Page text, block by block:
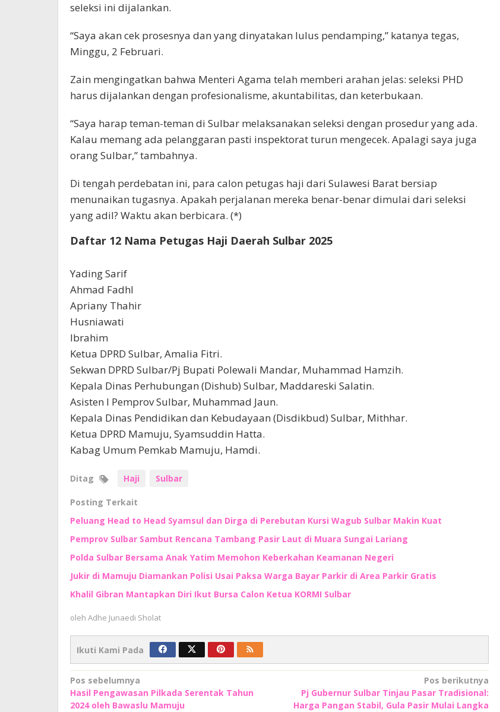
seleksi ini dijalankan.
“Saya akan cek prosesnya dan yang dinyatakan lulus pendamping,” katanya tegas,
Minggu, 2 Februari.
Zain mengingatkan bahwa Menteri Agama telah memberi arahan jelas: seleksi PHD
harus dijalankan dengan profesionalisme, akuntabilitas, dan keterbukaan.
“Saya harap teman-teman di Sulbar melaksanakan seleksi dengan prosedur yang ada.
Kalau memang ada pelanggaran pasti inspektorat turun mengecek. Apalagi saya juga
orang Sulbar,” tambahnya.
Di tengah perdebatan ini, para calon petugas haji dari Sulawesi Barat bersiap
menunaikan tugasnya. Apakah perjalanan mereka benar-benar dimulai dari seleksi
yang adil? Waktu akan berbicara. (*)
Daftar 12 Nama Petugas Haji Daerah Sulbar 2025
Yading Sarif
Ahmad Fadhl
Apriany Thahir
Husniawati
Ibrahim
Ketua DPRD Sulbar, Amalia Fitri.
Sekwan DPRD Sulbar/Pj Bupati Polewali Mandar, Muhammad Hamzih.
Kepala Dinas Perhubungan (Dishub) Sulbar, Maddareski Salatin.
Asisten I Pemprov Sulbar, Muhammad Jaun.
Kepala Dinas Pendidikan dan Kebudayaan (Disdikbud) Sulbar, Mithhar.
Ketua DPRD Mamuju, Syamsuddin Hatta.
Kabag Umum Pemkab Mamuju, Hamdi.
Ditag Haji Sulbar
Posting Terkait
Peluang Head to Head Syamsul dan Dirga di Perebutan Kursi Wagub Sulbar Makin Kuat
Pemprov Sulbar Sambut Rencana Tambang Pasir Laut di Muara Sungai Lariang
Polda Sulbar Bersama Anak Yatim Memohon Keberkahan Keamanan Negeri
Jukir di Mamuju Diamankan Polisi Usai Paksa Warga Bayar Parkir di Area Parkir Gratis
Khalil Gibran Mantapkan Diri Ikut Bursa Calon Ketua KORMI Sulbar
oleh Adhe Junaedi Sholat
Ikuti Kami Pada
Navigasi
pos
Pos sebelumnya
Hasil Pengawasan Pilkada Serentak Tahun
2024 oleh Bawaslu Mamuju
Pos berikutnya
Pj Gubernur Sulbar Tinjau Pasar Tradisional:
Harga Pangan Stabil, Gula Pasir Mulai Langka